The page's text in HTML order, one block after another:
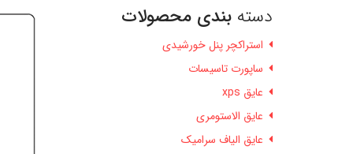
دسته بندی محصولات
استراکچر پنل خورشیدی
ساپورت تاسیسات
عایق xps
عایق الاستومری
عایق الیاف سرامیک